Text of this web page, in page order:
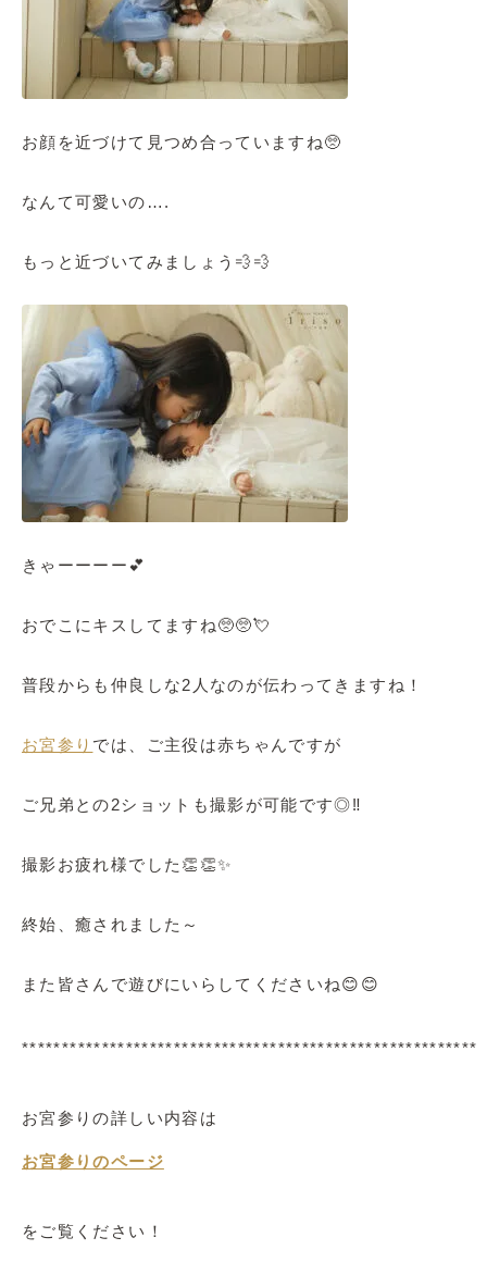
お顔を近づけて見つめ合っていますね🥺
なんて可愛いの….
もっと近づいてみましょう💨💨
きゃーーーー💕
おでこにキスしてますね🥺🥺💘
普段からも仲良しな2人なのが伝わってきますね！
お宮参り では、ご主役は赤ちゃんですが
ご兄弟との2ショットも撮影が可能です◎‼
撮影お疲れ様でした👏👏✨
終始、癒されました～
また皆さんで遊びにいらしてくださいね😊😊
*********************************************************
お宮参りの詳しい内容は
お宮参りのページ
をご覧ください！